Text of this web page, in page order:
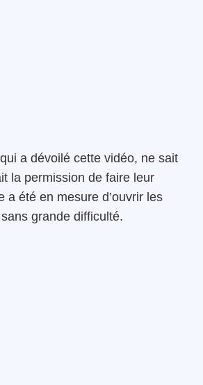
a dévoilé cette vidéo, ne sait
la permission de faire leur
a été en mesure d’ouvrir les
grande difficulté.